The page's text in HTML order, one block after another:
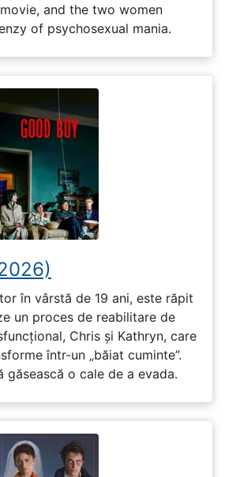
and the two women
of psychosexual mania.
în vârstă de 19 ani, este răpit
un proces de reabilitare de
Chris și Kathryn, care
într-un „băiat cuminte”.
găsească o cale de a evada.